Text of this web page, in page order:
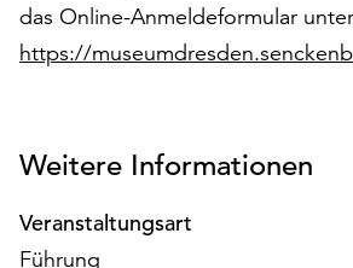
Sie
können
Ihr
ändern
und
widerrufen.
Dafür
das Online-Anmeldeformular
https://
Weitere Informationen
Veranstaltungsart
Führung